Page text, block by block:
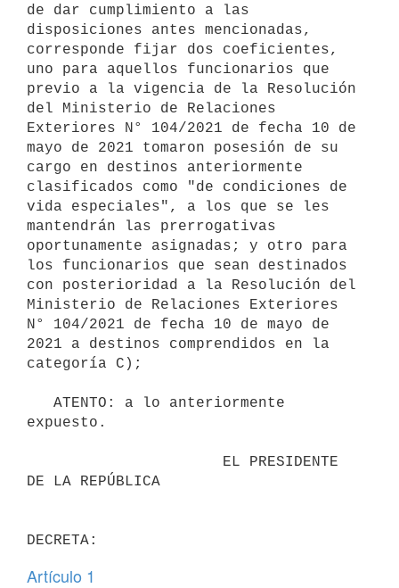
de dar cumplimiento a las
disposiciones antes mencionadas,
corresponde fijar dos coeficientes,
uno para aquellos funcionarios que
previo a la vigencia de la Resolución
del Ministerio de Relaciones
Exteriores N° 104/2021 de fecha 10 de
mayo de 2021 tomaron posesión de su
cargo en destinos anteriormente
clasificados como "de condiciones de
vida especiales", a los que se les
mantendrán las prerrogativas
oportunamente asignadas; y otro para
los funcionarios que sean destinados
con posterioridad a la Resolución del
Ministerio de Relaciones Exteriores
N° 104/2021 de fecha 10 de mayo de
2021 a destinos comprendidos en la
categoría C);
expuesto.
DE LA REPÚBLICA
Artículo 1